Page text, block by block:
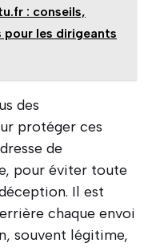
: conseils,
les dirigeants
des
protéger ces
de
pour éviter toute
Il est
chaque envoi
souvent légitime,